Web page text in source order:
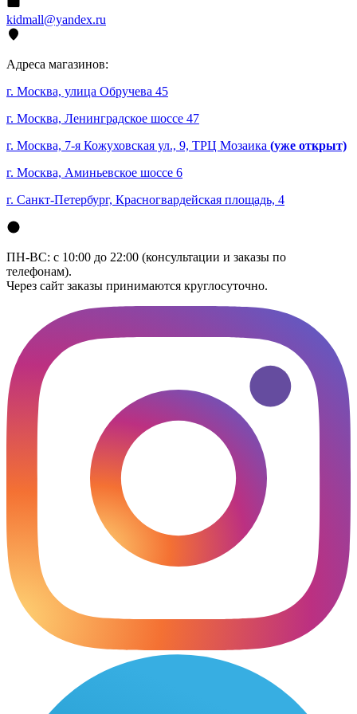
kidmall@yandex.ru
Адреса магазинов:
г. Москва, улица Обручева 45
г. Москва, Ленинградское шоссе 47
г. Москва, 7-я Кожуховская ул., 9, ТРЦ Мозаика (уже открыт)
г. Москва, Аминьевское шоссе 6
г. Санкт-Петербург, Красногвардейская площадь, 4
ПН-ВС: с 10:00 до 22:00 (консультации и заказы по
телефонам).
Через сайт заказы принимаются круглосуточно.